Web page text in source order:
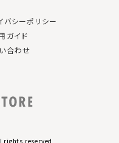
バシーポリシー
ガイド
合わせ
rights reserved